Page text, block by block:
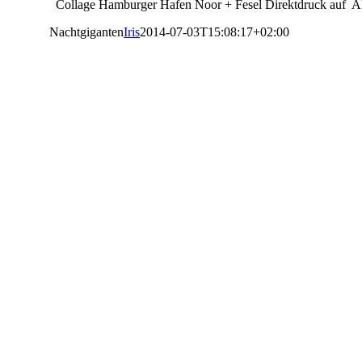
Collage Hamburger Hafen Noor + Fesel Direktdruck auf
NachtgigantenIris2014-07-03T15:08:17+02:00